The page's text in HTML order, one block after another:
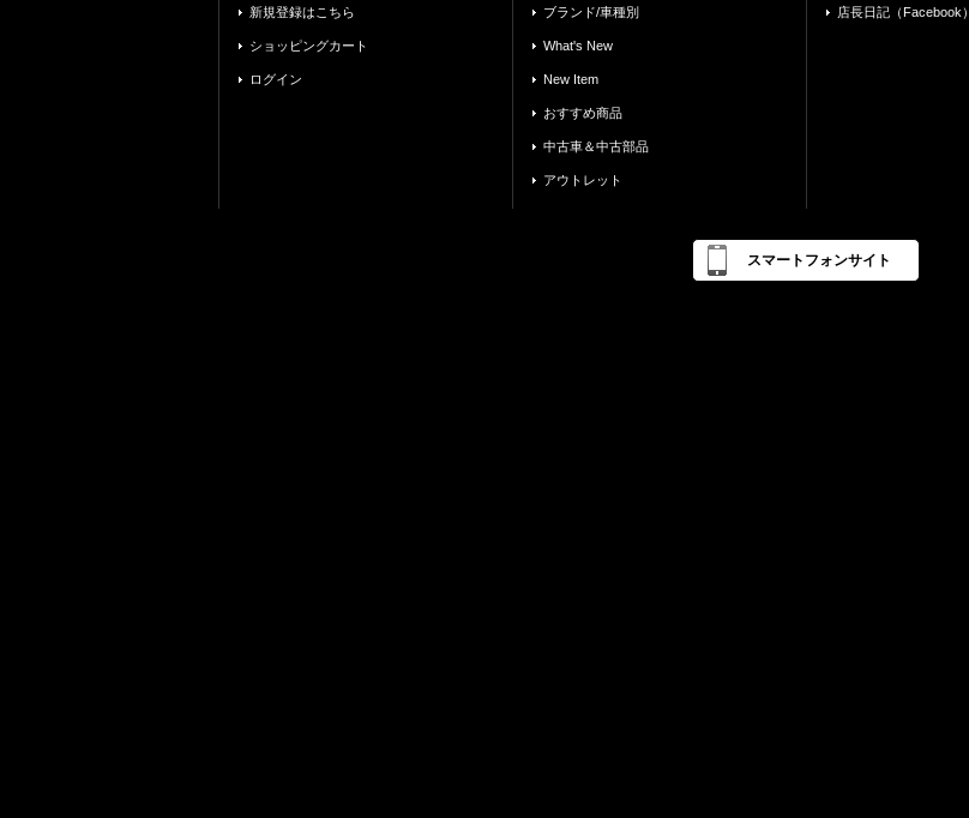
新規登録はこちら
ショッピングカート
ログイン
ブランド/車種別
What's New
New Item
おすすめ商品
中古車＆中古部品
アウトレット
店長日記（Facebook）
スマートフォンサイト